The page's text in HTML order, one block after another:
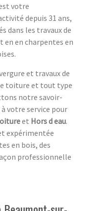
votre
depuis 31 ans,
dans les travaux de
en charpentes en
et travaux de
toiture et tout type
notre savoir-
votre service pour
et Hors d eau.
expérimentée
en bois, des
professionnelle